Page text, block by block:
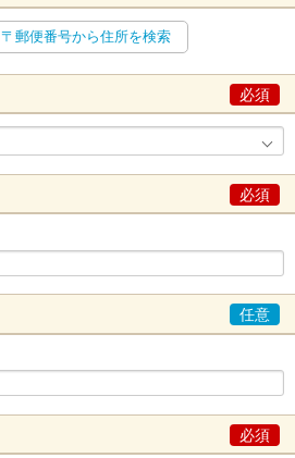
〒郵便番号から住所を検索